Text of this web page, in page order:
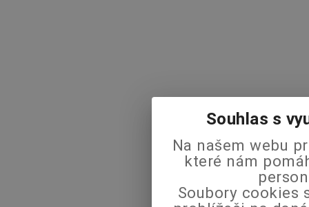
Souhlas s
Na našem webu
které nám
Soubory cookies